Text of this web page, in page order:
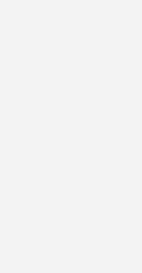
veröffentlichte
für eine
des Bundes-
über
und
und
zum Handeln
2014 waren
des Deutschen
zu einem Gespräch
Dort und in einer
zu diesem
sinnvolle